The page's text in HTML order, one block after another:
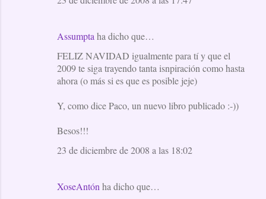
Assumpta ha dicho que…
FELIZ NAVIDAD igualmente para tí y que el
2009 te siga trayendo tanta isnpiración como hasta
ahora (o más si es que es posible jeje)
Y, como dice Paco, un nuevo libro publicado :-))
Besos!!!
23 de diciembre de 2008 a las 18:02
XoseAntón ha dicho que…